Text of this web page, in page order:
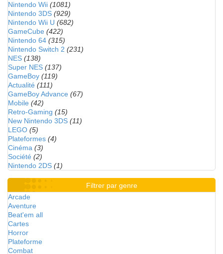
Nintendo Wii (1081)
Nintendo 3DS (929)
Nintendo Wii U (682)
GameCube (422)
Nintendo 64 (315)
Nintendo Switch 2 (231)
NES (138)
Super NES (137)
GameBoy (119)
Actualité (111)
GameBoy Advance (67)
Mobile (42)
Retro-Gaming (15)
New Nintendo 3DS (11)
LEGO (5)
Plateformes (4)
Cinéma (3)
Société (2)
Nintendo 2DS (1)
Filtrer par genre
Arcade
Aventure
Beat'em all
Cartes
Horror
Plateforme
Combat